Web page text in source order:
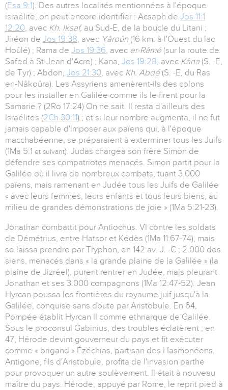
(Esa 9:1). Des autres localités mentionnées à l'époque
israélite, on peut encore identifier : Acsaph de Jos 11:1
12:20, avec Kh. Iksaf, au Sud-E, de la boucle du Litani ;
Jiréon de Jos 19:38, avec Yâroûn (16 km. à l'Ouest du lac
Hoûlé) ; Rama de Jos 19:36, avec er-Râmé (sur la route de
Safed à St-Jean d'Acre) ; Kana, Jos 19:28, avec Kâna (S. -E,
de Tyr) ; Abdon, Jos 21:30, avec Kh. Abdé (S. -E, du Ras
en-Nâkoûra). Les Assyriens amenèrent-ils des colons
pour les installer en Galilée comme ils le firent pour la
Samarie ? (2Ro 17:24) On ne sait. Il resta d'ailleurs des
Israélites (2Ch 30:11) ; et si leur nombre augmenta, il ne fut
jamais capable d'imposer aux païens qui, à l'époque
macchabéenne, se préparaient à exterminer tous les Juifs
(1Ma 5:1 et suivant). Judas chargea son frère Simon de
défendre ses compatriotes menacés. Simon partit pour la
Galilée où il livra de nombreux combats, tuant 3.000
païens, mais ramenant en Judée tous les Juifs de Galilée
« avec leurs femmes, leurs enfants et tous leurs biens, au
milieu de grandes démonstrations de joie » (1Ma 5:21-23).
Jonathan combattit pour Antiochus. VI contre les soldats
de Démétrius, entre Hatsor et Kédès (1Ma 11:67-74), mais
se laissa prendre par Tryphon, en 142 av. J. -C ; 2.000 des
siens, menacés dans « la grande plaine de la Galilée » (la
plaine de Jizréel), purent rentrer en Judée, mais pleurant
Jonathan et ses 3.000 compagnons (1Ma 12:47-52). Jean
Hyrcan poussa les frontières du royaume juif jusqu'à la
Galilée, conquise sans doute par Aristobule. En 64,
Pompée établit Hyrcan II comme ethnarque de Galilée.
Sous le proconsul Gabinius, des troubles éclatèrent ; en
47, Hérode devint gouverneur du pays et fit exécuter
comme « brigand » Ézéchias, partisan des Hasmonéens.
Antigone, fils d'Aristobule, profita de l'invasion parthe
pour provoquer un autre soulèvement. Il était à nouveau
maître du pays. Hérode, appuyé par Rome, le reprit pied à